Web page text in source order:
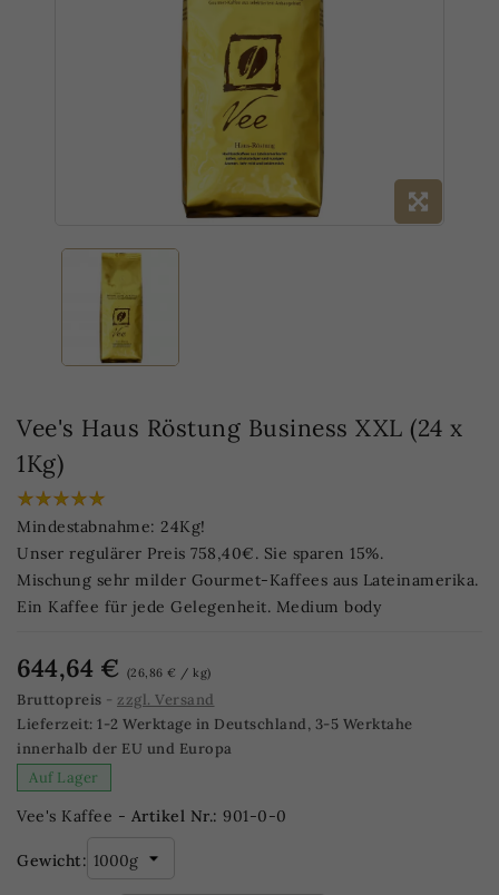
Vee's Haus Röstung Business XXL (24 x
1Kg)
Mindestabnahme: 24Kg!
Unser regulärer Preis 758,40€. Sie sparen 15%.
Mischung sehr milder Gourmet-Kaffees aus Lateinamerika.
Ein Kaffee für jede Gelegenheit. Medium body
644,64 € (26,86 € / kg)
Bruttopreis
zzgl. Versand
Lieferzeit: 1-2 Werktage in Deutschland, 3-5 Werktahe
innerhalb der EU und Europa
Auf Lager
Vee's Kaffee - Artikel Nr.: 901-0-0
Gewicht: